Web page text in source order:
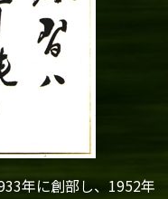
年に創部し、1952年